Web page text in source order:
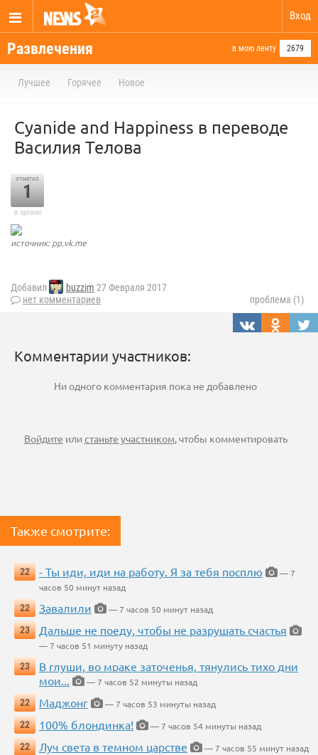
Вход
Развлечения в мою ленту 2679
Лучшее Горячее Новое
Cyanide and Happiness в переводе
Василия Телова
отметил
1
в архиве
источник: pp.vk.me
Добавил buzzim 27 Февраля 2017
нет комментариев
проблема (1)
Комментарии участников:
Ни одного комментария пока не добавлено
Войдите илистаньте участником, чтобы комментировать
Также смотрите:
22 - Ты иди, иди на работу. Я за тебя посплю
— 7
часов 50 минут назад
22
Завалили
— 7 часов 50 минут назад
23
Дальше не поеду, чтобы не разрушать счастья
— 7 часов 51 минуту назад
23
В глуши, во мраке заточенья, тянулись тихо дни
мои...
— 7 часов 52 минуты назад
22
Маджонг
— 7 часов 53 минуты назад
22
100% блондинка!
— 7 часов 54 минуты назад
22
Луч света в темном царстве
— 7 часов 55 минут назад